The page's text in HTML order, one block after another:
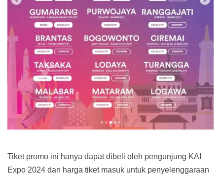
Tiket promo ini hanya dapat dibeli oleh pengunjung KAI
Expo 2024 dan harga tiket masuk untuk penyelenggaraan